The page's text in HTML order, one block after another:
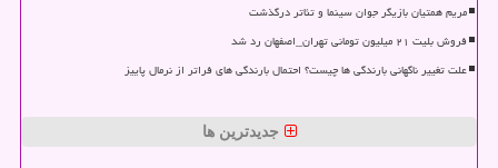
مریم همتیان بازیگر جوان سینما و تئاتر درگذشت
فروش بلیت ۲۱ میلیون تومانی تهران_اصفهان رد شد
علت تغییر ناگهانی بارندگی ها چیست؟ احتمال بارندگی های فراتر از نرمال پاییز
جدیدترین ها